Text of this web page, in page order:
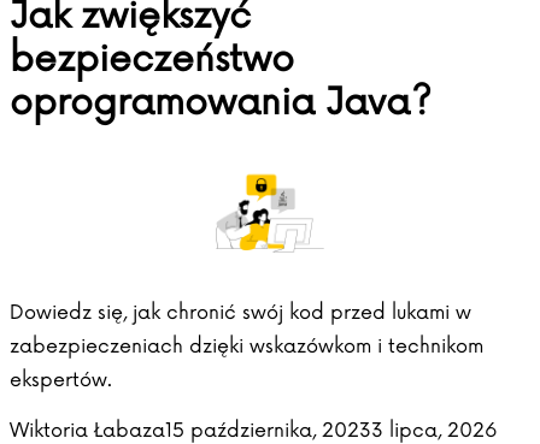
Jak zwiększyć
bezpieczeństwo
oprogramowania Java?
Dowiedz się, jak chronić swój kod przed lukami w
zabezpieczeniach dzięki wskazówkom i technikom
ekspertów.
Posted by
Wiktoria Łabaza15 października, 20233 lipca, 2026